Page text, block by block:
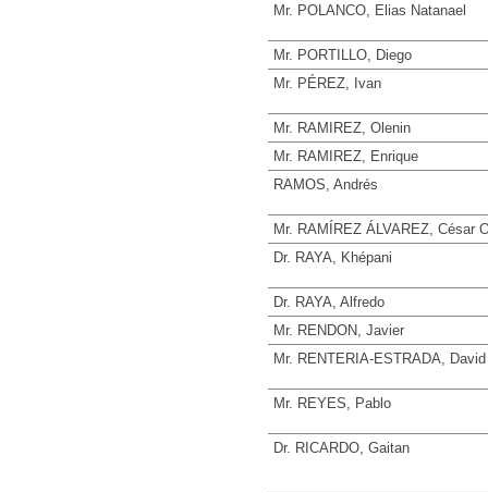
Mr. POLANCO, Elias Natanael
Mr. PORTILLO, Diego
Mr. PÉREZ, Ivan
Mr. RAMIREZ, Olenin
Mr. RAMIREZ, Enrique
RAMOS, Andrés
Mr. RAMÍREZ ÁLVAREZ, César
Dr. RAYA, Khépani
Dr. RAYA, Alfredo
Mr. RENDON, Javier
Mr. RENTERIA-ESTRADA,
Mr. REYES, Pablo
Dr. RICARDO, Gaitan